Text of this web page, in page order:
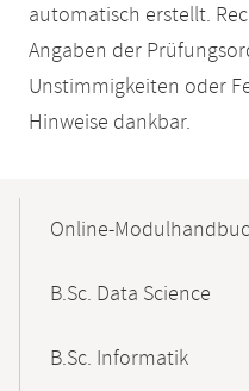
automatisch erstellt.
Angaben der
Unstimmigkeiten oder
Hinweise dankbar.
NavigationOnline-
B.Sc. Data Science
B.Sc. Informatik